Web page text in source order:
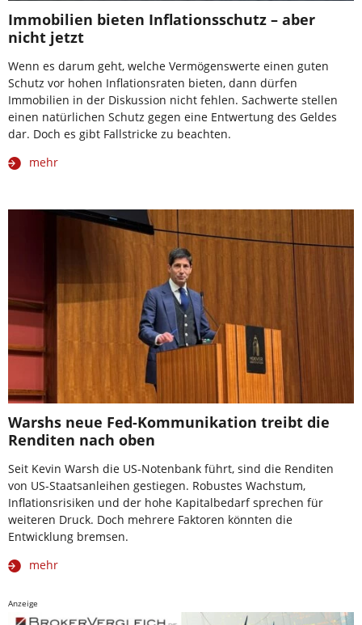
Immobilien bieten Inflationsschutz – aber
nicht jetzt
Wenn es darum geht, welche Vermögenswerte einen guten
Schutz vor hohen Inflationsraten bieten, dann dürfen
Immobilien in der Diskussion nicht fehlen. Sachwerte stellen
einen natürlichen Schutz gegen eine Entwertung des Geldes
dar. Doch es gibt Fallstricke zu beachten.
mehr
Warshs neue Fed-Kommunikation treibt die
Renditen nach oben
Seit Kevin Warsh die US-Notenbank führt, sind die Renditen
von US-Staatsanleihen gestiegen. Robustes Wachstum,
Inflationsrisiken und der hohe Kapitalbedarf sprechen für
weiteren Druck. Doch mehrere Faktoren könnten die
Entwicklung bremsen.
mehr
Anzeige